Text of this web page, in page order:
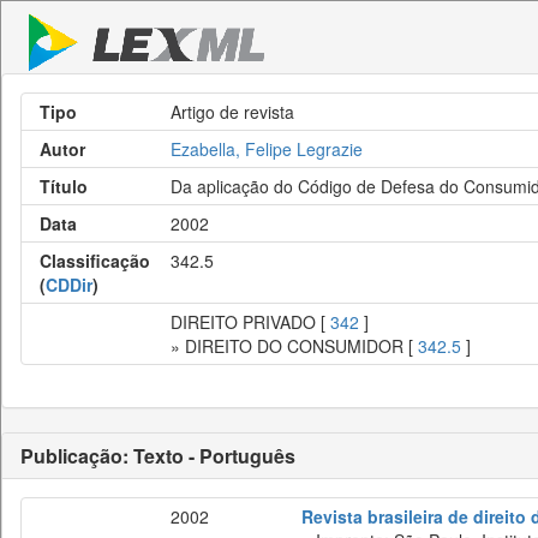
Tipo
Artigo de revista
Autor
Ezabella, Felipe Legrazie
Título
Da aplicação do Código de Defesa do
Data
2002
Classificação
(CDDir)
342.5
DIREITO PRIVADO [ 342 ]
» DIREITO DO CONSUMIDOR [ 342.5 ]
Publicação: Texto - Português
2002
Revista brasileira de direito